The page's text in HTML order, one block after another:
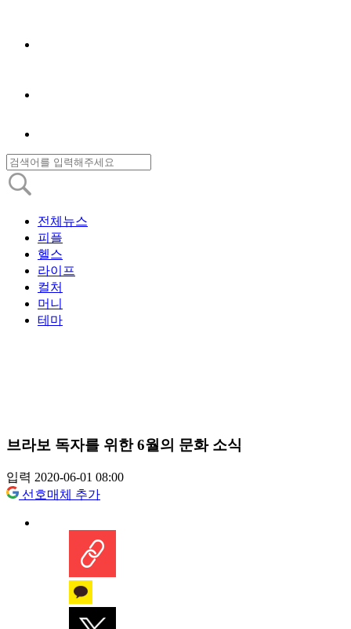
전체뉴스
피플
헬스
라이프
컬처
머니
테마
브라보 독자를 위한 6월의 문화 소식
입력 2020-06-01 08:00
선호매체 추가